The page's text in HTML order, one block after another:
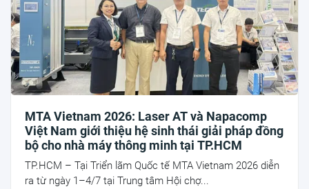
MTA Vietnam 2026: Laser AT và Napacomp
Việt Nam giới thiệu hệ sinh thái giải pháp đồng
bộ cho nhà máy thông minh tại TP.HCM
TP.HCM – Tại Triển lãm Quốc tế MTA Vietnam 2026 diễn
ra từ ngày 1–4/7 tại Trung tâm Hội chợ...